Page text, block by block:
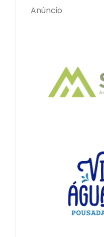
Anúncio